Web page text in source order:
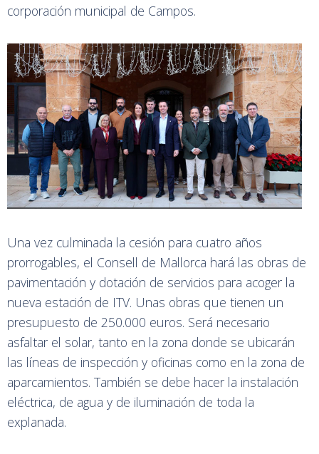
corporación municipal de Campos.
Una vez culminada la cesión para cuatro años
prorrogables, el Consell de Mallorca hará las obras de
pavimentación y dotación de servicios para acoger la
nueva estación de ITV. Unas obras que tienen un
presupuesto de 250.000 euros. Será necesario
asfaltar el solar, tanto en la zona donde se ubicarán
las líneas de inspección y oficinas como en la zona de
aparcamientos. También se debe hacer la instalación
eléctrica, de agua y de iluminación de toda la
explanada.